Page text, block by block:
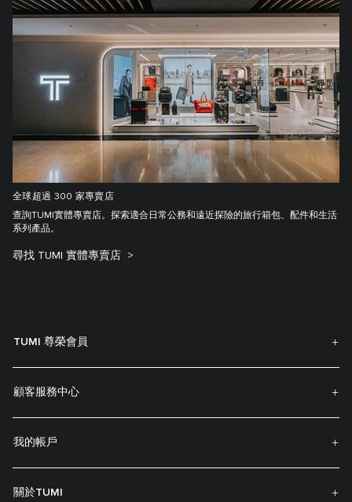
全球超過 300 家專賣店
查詢TUMI實體專賣店。探索適合日常公務和遠近探險的旅行箱包、配件和生活
系列產品。
尋找 TUMI 實體專賣店
TUMI 尊榮會員
顧客服務中心
我的帳戶
關於TUMI